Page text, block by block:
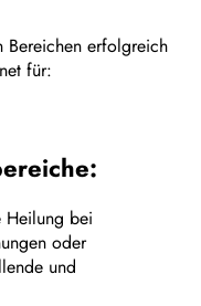
Bereichen erfolgreich
für:
Heilung bei
oder
und